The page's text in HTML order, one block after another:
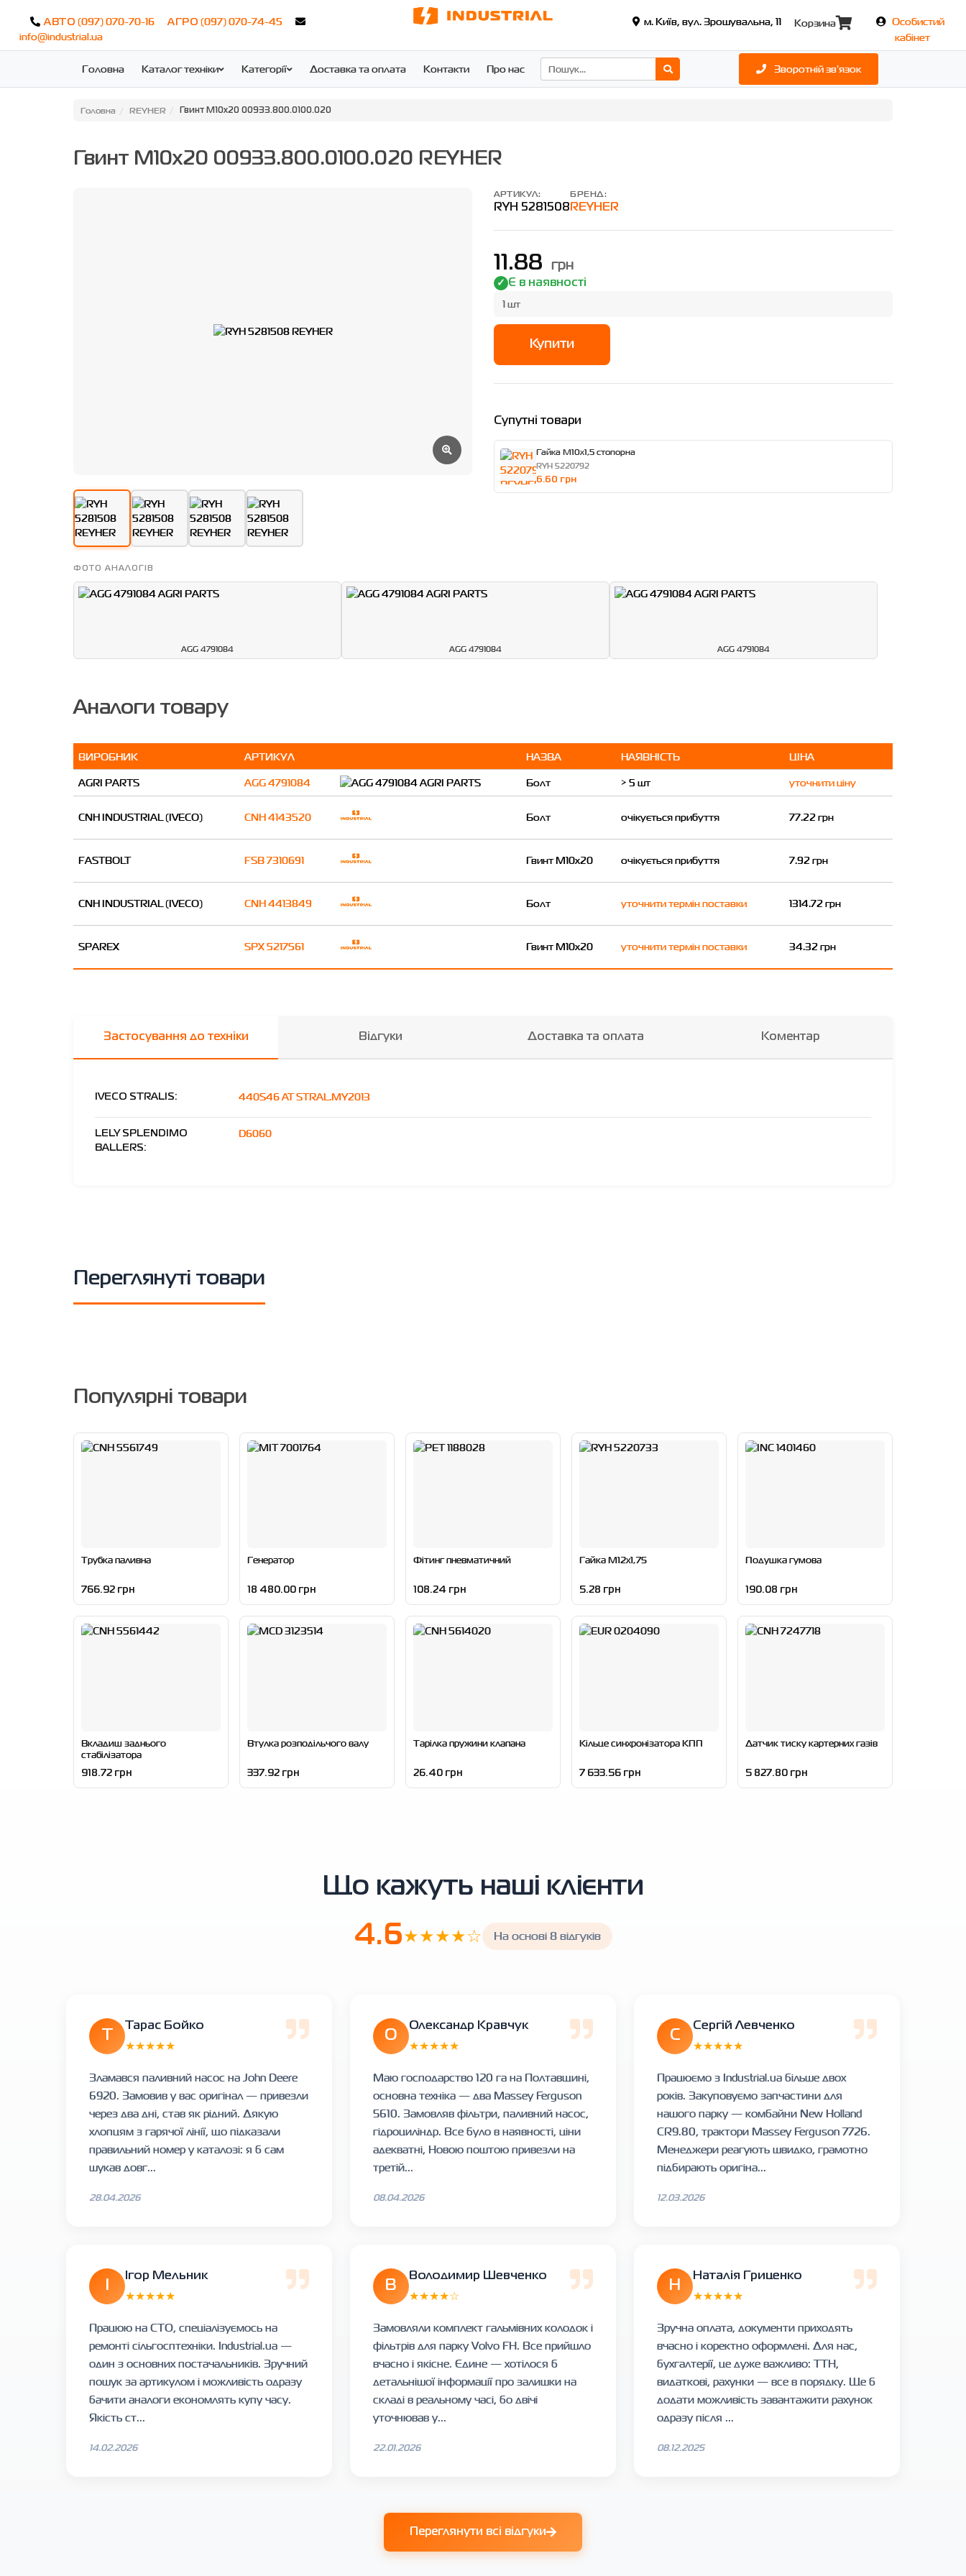
АВТО (097) 070-70-16 АГРО (097) 070-74-45
info@industrial.ua
м. Київ, вул. Зрошувальна, 11 Корзина
Особистий
кабінет
Головна Каталог техніки Категорії Доставка та оплата Контакти Про нас Зворотній зв'язок
Головна REYHER Гвинт M10x20 00933.800.0100.020
Гвинт M10x20 00933.800.0100.020 REYHER
АРТИКУЛ:
RYH 5281508
БРЕНД:
REYHER
11.88 грн
Є в наявності
1 шт
Купити
Супутні товари
Гайка M10x1,5 стопорна
RYH 5220792
6.60 грн
ФОТО АНАЛОГІВ
AGG 4791084 AGG 4791084 AGG 4791084
Аналоги товару
ВИРОБНИК АРТИКУЛ НАЗВА НАЯВНІСТЬ
ЦІНА
AGRI PARTS
AGG 4791084 Болт > 5 шт уточнити ціну
CNH INDUSTRIAL (IVECO) CNH 4143520 Болт очікується прибуття 77.22 грн
FASTBOLT FSB 7310691 Гвинт M10x20 очікується прибуття 7.92 грн
CNH INDUSTRIAL (IVECO) CNH 4413849 Болт уточнити термін поставки 1314.72 грн
SPAREX SPX 5217561 Гвинт M10x20 уточнити термін поставки 34.32 грн
Застосування до техніки Відгуки Доставка та оплата Коментар
IVECO STRALIS: 440S46 AT STRAL.MY2013
LELY SPLENDIMO
BALLERS:
D6060
Переглянуті товари
Популярні товари
Трубка паливна
766.92 грн
Генератор
18 480.00 грн
Фітинг пневматичний
108.24 грн
Гайка M12x1,75
5.28 грн
Подушка гумова
190.08 грн
Вкладиш заднього
стабілізатора
918.72 грн
Втулка розподільчого валу
337.92 грн
Тарілка пружини клапана
26.40 грн
Кільце синхронізатора КПП
7 633.56 грн
Датчик тиску картерних газів
5 827.80 грн
Що кажуть наші клієнти
4.6★★★★☆ На основі 8 відгуків
Тарас Бойко
★★★★★
Зламався паливний насос на John Deere
6920. Замовив у вас оригінал — привезли
через два дні, став як рідний. Дякую
хлопцям з гарячої лінії, що підказали
правильний номер у каталозі: я б сам
шукав довг...
28.04.2026
О
Олександр Кравчук
★★★★★
Маю господарство 120 га на Полтавщині,
основна техніка — два Massey Ferguson
5610. Замовляв фільтри, паливний насос,
гідроциліндр. Все було в наявності, ціни
адекватні, Новою поштою привезли на
третій...
08.04.2026
С
Сергій Левченко
★★★★★
Працюємо з Industrial.ua більше двох
років. Закуповуємо запчастини для
нашого парку — комбайни New Holland
CR9.80, трактори Massey Ferguson 7726.
Менеджери реагують швидко, грамотно
підбирають оригіна...
12.03.2026
Ігор Мельник
★★★★★
Працюю на СТО, спеціалізуємось на
ремонті сільгосптехніки. Industrial.ua —
один з основних постачальників. Зручний
пошук за артикулом і можливість одразу
бачити аналоги економлять купу часу.
Якість ст...
14.02.2026
В
Володимир Шевченко
★★★★☆
Замовляли комплект гальмівних колодок і
фільтрів для парку Volvo FH. Все прийшло
вчасно і якісне. Єдине — хотілося б
детальнішої інформації про залишки на
складі в реальному часі, бо двічі
уточнював у...
22.01.2026
Н
Наталія Гриценко
★★★★★
Зручна оплата, документи приходять
вчасно і коректно оформлені. Для нас,
бухгалтерії, це дуже важливо: ТТН,
видаткові, рахунки — все в порядку. Ще б
додати можливість завантажити рахунок
одразу після ...
08.12.2025
Переглянути всі відгуки